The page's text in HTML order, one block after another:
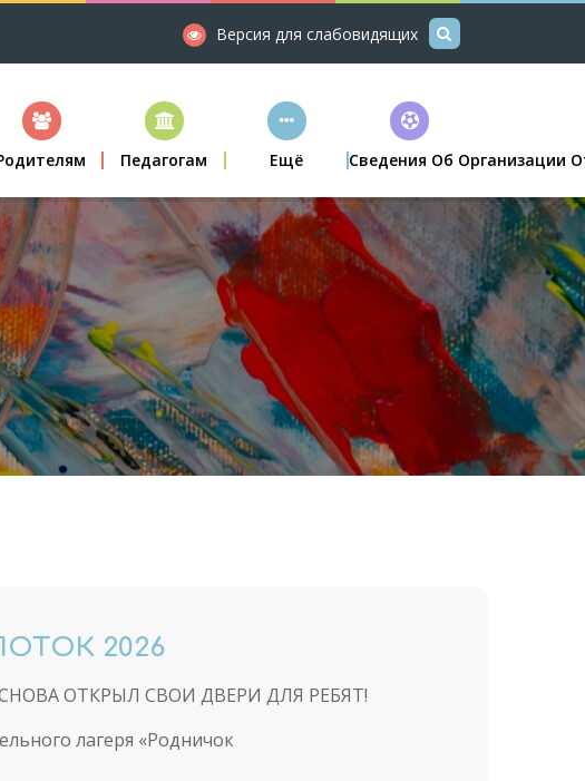
Версия для слабовидящих
Педагогам Ещё Сведения Об Организации
2026
ОТКРЫЛ СВОИ ДВЕРИ ДЛЯ РЕБЯТ!
лагеря «Родничок